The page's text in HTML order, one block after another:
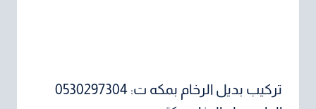
تركيب بديل الرخام بمكه ت: 0530297304